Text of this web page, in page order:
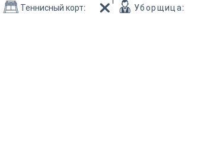
Теннисный корт:
Уборщица: